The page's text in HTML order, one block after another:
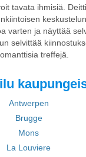
tavata ihmisiä.
ja näyttää
selvittää
treffejä.
Antwerpen
Brugge
Mons
La Louviere